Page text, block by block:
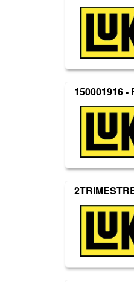
150001916 -